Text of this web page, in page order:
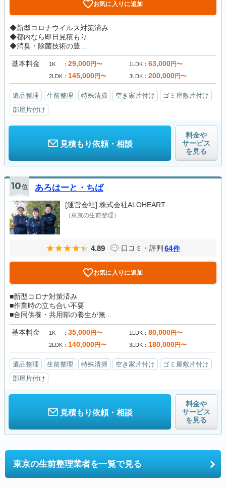
お気に入りに追加
◆新型コロナウイルス対策済み
◆都内なら即日見積もり
◆消臭・除菌技術の豊...
基本料金 1K 29,000円〜 1LDK 63,000円〜
2LDK 145,000円〜 3LDK 200,000円〜
遺品整理 生前整理 特殊清掃 空き家片付け
ゴミ屋敷片付け
部屋片付け
見積もり依頼・相談
料金や
サービス
を見る
10位 あろはーと・ちば
[運営会社] 株式会社ALOHEART
（東京の生前整理）
4.89 口コミ・評判 64件
お気に入りに追加
■新型コロナ対策済み
■作業時の立ち合い不要
■合同供養・共用部の養生が無...
基本料金 1K 35,000円〜 1LDK 80,000円〜
2LDK 140,000円〜 3LDK 180,000円〜
遺品整理 生前整理 特殊清掃 空き家片付け
ゴミ屋敷片付け
部屋片付け
見積もり依頼・相談
料金や
サービス
を見る
東京の生前整理業者を一覧で見る